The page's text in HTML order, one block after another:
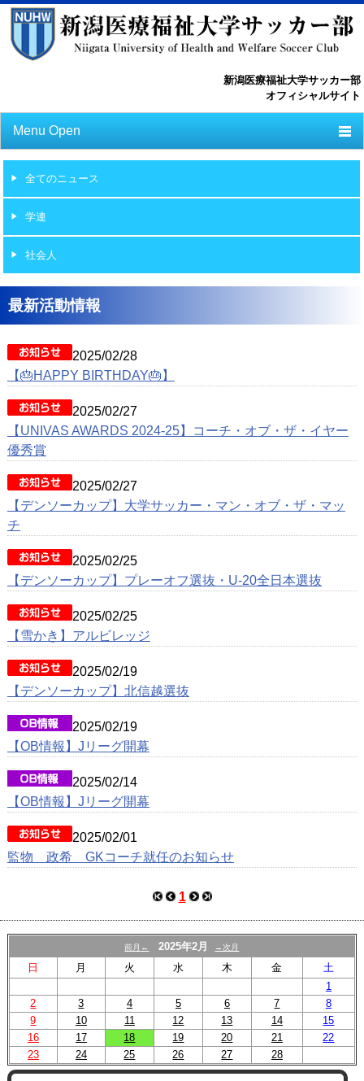
新潟医療福祉大学サッカー部
オフィシャルサイト
Menu Open
ニュース
スケジュール
OB紹介
全てのニュース
学連
社会人
最新活動情報
2025/02/28
【🎂HAPPY BIRTHDAY🎂】
2025/02/27
【UNIVAS AWARDS 2024-25】コーチ・オブ・ザ・イヤー
優秀賞
2025/02/27
【デンソーカップ】大学サッカー・マン・オブ・ザ・マッ
チ
2025/02/25
【デンソーカップ】プレーオフ選抜・U-20全日本選抜
2025/02/25
【雪かき】アルビレッジ
2025/02/19
【デンソーカップ】北信越選抜
2025/02/19
【OB情報】Jリーグ開幕
2025/02/14
【OB情報】Jリーグ開幕
2025/02/01
監物 政希 GKコーチ就任のお知らせ
1
前月← 2025年2月 →次月
日 月 火 水 木 金
土
1
2
3 4 5 6 7
8
9
10 11 12 13 14
15
16
17 18 19 20 21
22
23
24 25 26 27 28